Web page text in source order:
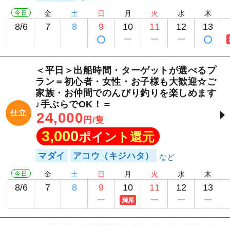
今日
8/6
金
7
土
8
日
9
月
10
火
11
水
12
木
13
仕立
＜平日＞出船時間・ターゲットが選べるプ
ラン＝初心者・女性・お子様も大歓迎☆ご
家族・お仲間でのんびり釣りを楽しめます
♪手ぶらでOK！＝
24,000 円/隻
3,000ポイント還元
マダイ アコウ（キジハタ）
今日
8/6
金
7
土
8
日
9
月
10
満席
火
11
水
12
木
13